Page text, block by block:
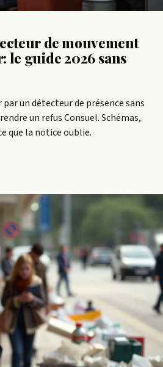
de mouvement
guide 2026 sans
un détecteur de présence sans
un refus Consuel. Schémas,
que la notice oublie.